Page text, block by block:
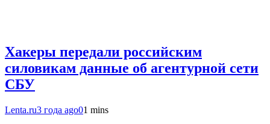
Хакеры передали российским
силовикам данные об агентурной сети
СБУ
Lenta.ru3 года ago01 mins